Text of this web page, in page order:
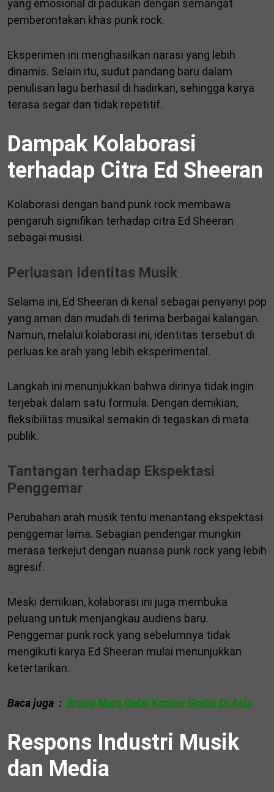
yang emosional di padukan dengan semangat
pemberontakan khas punk rock.
Eksperimen ini menghasilkan narasi yang lebih
dinamis. Selain itu, sudut pandang baru dalam
penulisan lagu berhasil di hadirkan, sehingga karya
terasa segar dan tidak repetitif.
Dampak Kolaborasi
terhadap Citra Ed Sheeran
Kolaborasi dengan band punk rock membawa
pengaruh signifikan terhadap citra Ed Sheeran
sebagai musisi.
Perluasan Identitas Musik
Selama ini, Ed Sheeran di kenal sebagai penyanyi pop
yang aman dan mudah di terima berbagai kalangan.
Namun, melalui kolaborasi ini, identitas tersebut di
perluas ke arah yang lebih eksperimental.
Langkah ini menunjukkan bahwa dirinya tidak ingin
terjebak dalam satu formula. Dengan demikian,
fleksibilitas musikal semakin di tegaskan di mata
publik.
Tantangan terhadap Ekspektasi
Penggemar
Perubahan arah musik tentu menantang ekspektasi
penggemar lama. Sebagian pendengar mungkin
merasa terkejut dengan nuansa punk rock yang lebih
agresif.
Meski demikian, kolaborasi ini juga membuka
peluang untuk menjangkau audiens baru.
Penggemar punk rock yang sebelumnya tidak
mengikuti karya Ed Sheeran mulai menunjukkan
ketertarikan.
Baca juga : Bruno Mars Gelar Konser Gratis Di Asia
Respons Industri Musik
dan Media